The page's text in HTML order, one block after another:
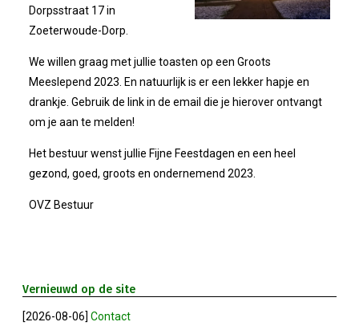
Verkiezingsdebat!
Geslaagde Nieuwjaarsreceptie OVZ
Bezoek Aan Mike Van Bemmelen
2025-01-02 Van De Voorzitter
Bezoek Aan Swetterhage
Ontbijt Bij De Buren In Leiderdorp!
Dorpsstraat 17 in
Zoeterwoude-Dorp.
We willen graag met jullie toasten op een Groots
Meeslepend 2023. En natuurlijk is er een lekker hapje en
drankje. Gebruik de link in de email die je hierover ontvangt
om je aan te melden!
Het bestuur wenst jullie Fijne Feestdagen en een heel
gezond, goed, groots en ondernemend 2023.
OVZ Bestuur
Vernieuwd op de site
[2026-08-06] Contact